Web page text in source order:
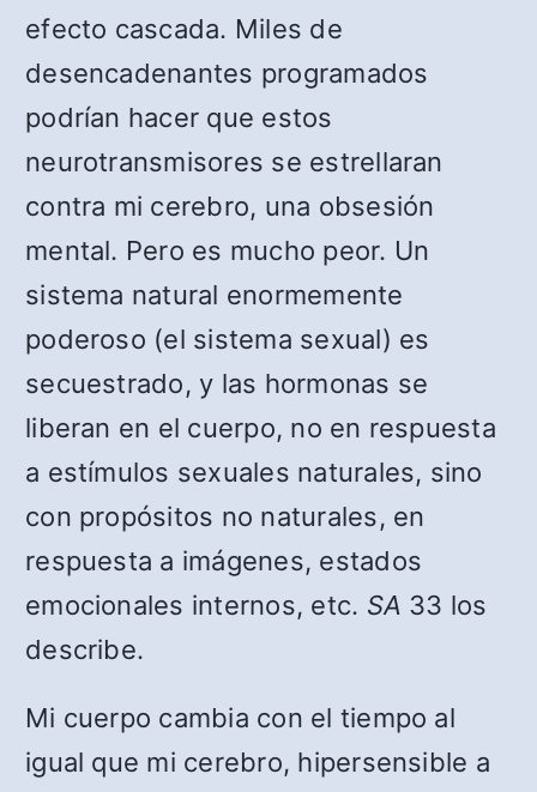
efecto cascada. Miles de
desencadenantes programados
podrían hacer que estos
neurotransmisores se estrellaran
contra mi cerebro, una obsesión
mental. Pero es mucho peor. Un
sistema natural enormemente
poderoso (el sistema sexual) es
secuestrado, y las hormonas se
liberan en el cuerpo, no en respuesta
a estímulos sexuales naturales, sino
con propósitos no naturales, en
respuesta a imágenes, estados
emocionales internos, etc. SA 33 los
describe.
Mi cuerpo cambia con el tiempo al
igual que mi cerebro, hipersensible a